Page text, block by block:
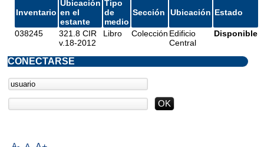
Inventario
Ubicación
en el
estante
Tipo
de
medio
Sección Ubicación Estado
038245
321.8 CIR
v.18-2012
Libro Colección Edificio
Central
Disponible
CONECTARSE